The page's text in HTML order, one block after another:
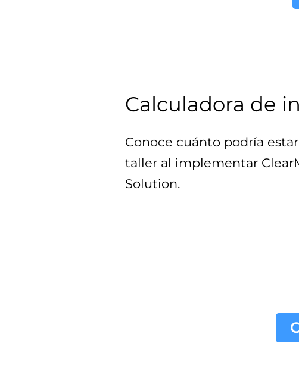
Calculadora de
Conoce cuánto podría
taller al implementar
Solution.